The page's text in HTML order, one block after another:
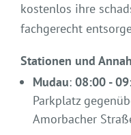
kostenlos ihre
fachgerecht
Stationen und
Mudau: 08:00 -
Parkplatz
Amorbacher